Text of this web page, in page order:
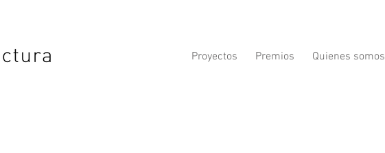
Proyectos Premios Quienes somos